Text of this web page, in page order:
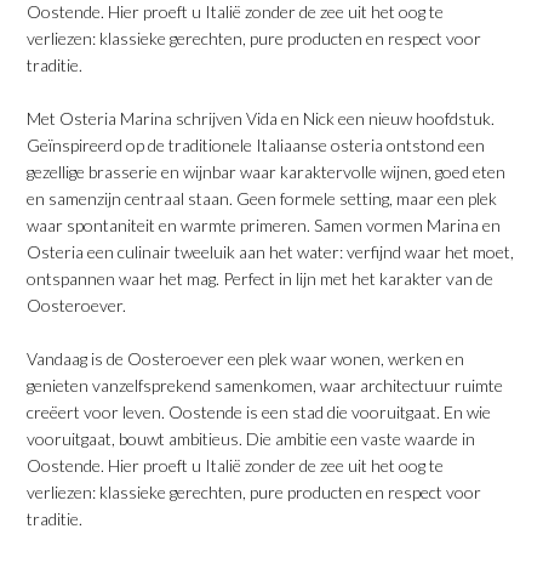
Oostende. Hier proeft u Italië zonder de zee uit het oog te
verliezen: klassieke gerechten, pure producten en respect voor
traditie.
​Met Osteria Marina schrijven Vida en Nick een nieuw hoofdstuk.
Geïnspireerd op de traditionele Italiaanse osteria ontstond een
gezellige brasserie en wijnbar waar karaktervolle wijnen, goed eten
en samenzijn centraal staan. Geen formele setting, maar een plek
waar spontaniteit en warmte primeren. Samen vormen Marina en
Osteria een culinair tweeluik aan het water: verfijnd waar het moet,
ontspannen waar het mag. Perfect in lijn met het karakter van de
Oosteroever.
​Vandaag is de Oosteroever een plek waar wonen, werken en
genieten vanzelfsprekend samenkomen, waar architectuur ruimte
creëert voor leven. Oostende is een stad die vooruitgaat. En wie
vooruitgaat, bouwt ambitieus. Die ambitie een vaste waarde in
Oostende. Hier proeft u Italië zonder de zee uit het oog te
verliezen: klassieke gerechten, pure producten en respect voor
traditie.